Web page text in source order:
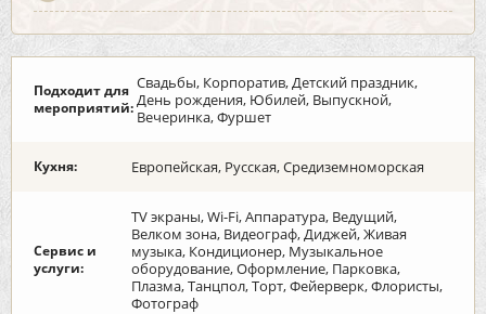
Подходит для
мероприятий:
Свадьбы, Корпоратив, Детский праздник,
День рождения, Юбилей, Выпускной,
Вечеринка, Фуршет
Кухня: Европейская, Русская, Средиземноморская
Сервис и
услуги:
TV экраны, Wi-Fi, Аппаратура, Ведущий,
Велком зона, Видеограф, Диджей, Живая
музыка, Кондиционер, Музыкальное
оборудование, Оформление, Парковка,
Плазма, Танцпол, Торт, Фейерверк, Флористы,
Фотограф